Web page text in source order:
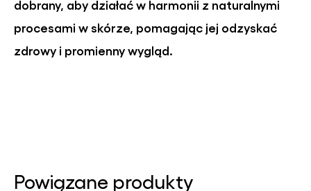
dobrany, aby działać w harmonii z naturalnymi
procesami w skórze, pomagając jej odzyskać
zdrowy i promienny wygląd.
Powiązane produkty